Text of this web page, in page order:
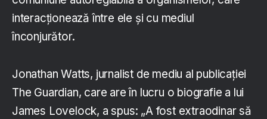
interacționează între ele și cu mediul
înconjurător.
Jonathan Watts, jurnalist de mediu al publicației
The Guardian, care are în lucru o biografie a lui
James Lovelock, a spus: „A fost extraodinar să